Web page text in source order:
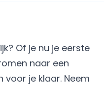
Of je nu je eerste
naar een
voor je klaar. Neem